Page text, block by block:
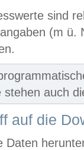
sind
(m ü.
stehen auch
auf die
Daten